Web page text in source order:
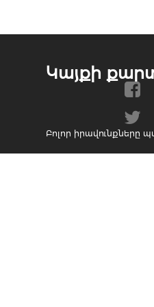
Կայքի
Բոլոր իրավունքները